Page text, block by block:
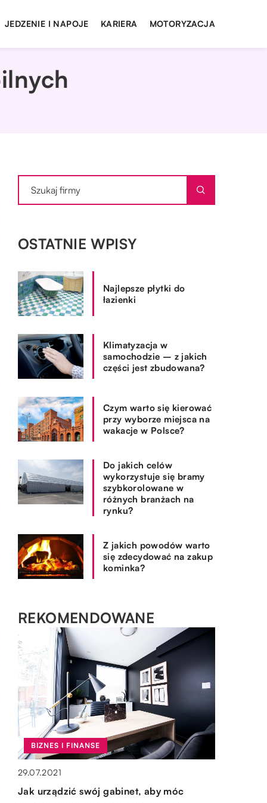
JEDZENIE I NAPOJE KARIERA MOTORYZACJA
OSTATNIE WPISY
Najlepsze płytki do
łazienki
Klimatyzacja w
samochodzie – z jakich
części jest zbudowana?
Czym warto się kierować
przy wyborze miejsca na
wakacje w Polsce?
Do jakich celów
wykorzystuje się bramy
szybkorolowane w
różnych branżach na
rynku?
Z jakich powodów warto
się zdecydować na zakup
kominka?
REKOMENDOWANE
OGRÓD I DOM
15.10.2019
BIZNES I FINANSE
29.07.2021
Jak urządzić swój gabinet, aby móc
OGRÓD I DOM
08.10.2020
Pufy i worki – świetne meble salonowe
BIZNES I FINANSE
01.12.2019